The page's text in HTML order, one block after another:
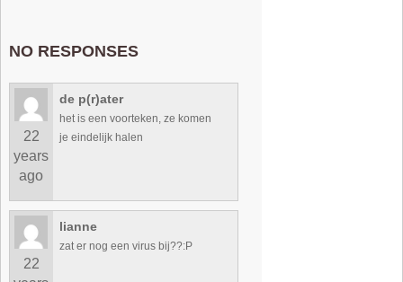
NO RESPONSES
22
years
ago
de p(r)ater
het is een voorteken, ze komen
je eindelijk halen
22
lianne
zat er nog een virus bij??:P